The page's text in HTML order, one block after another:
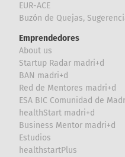
EUR-ACE
Buzón de Quejas,
Emprendedores
About us
Startup Radar madri+d
BAN madri+d
Red de Mentores madri+d
ESA BIC Comunidad de
healthStart madri+d
Business Mentor madri+d
Estudios
healthstartPlus